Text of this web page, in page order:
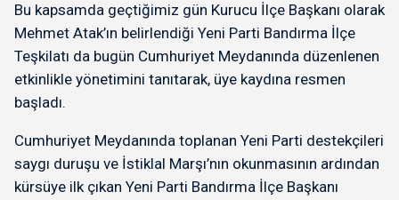
Bu kapsamda geçtiğimiz gün Kurucu İlçe Başkanı olarak
Mehmet Atak’ın belirlendiği Yeni Parti Bandırma İlçe
Teşkilatı da bugün Cumhuriyet Meydanında düzenlenen
etkinlikle yönetimini tanıtarak, üye kaydına resmen
başladı.
Cumhuriyet Meydanında toplanan Yeni Parti destekçileri
saygı duruşu ve İstiklal Marşı’nın okunmasının ardından
kürsüye ilk çıkan Yeni Parti Bandırma İlçe Başkanı